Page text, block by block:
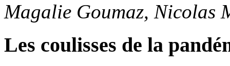
Magalie Goumaz, Nicolas
Les coulisses de la